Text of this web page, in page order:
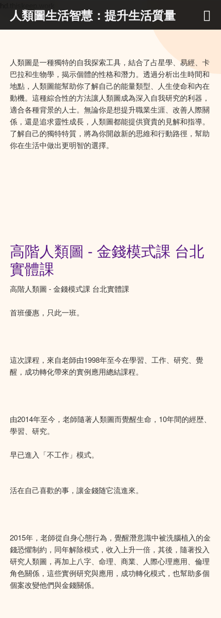
人類圖生活智慧：提升生活質量
人類圖是一種獨特的自我探索工具，結合了占星學、易經、卡
巴拉和生物學，揭示個體的性格和潛力。透過分析出生時間和
地點，人類圖能幫助你了解自己的能量類型、人生使命和內在
動機。這種綜合性的方法讓人類圖成為深入自我研究的利器，
適合各種背景的人士。無論你是想提升職業生涯、改善人際關
係，還是追求靈性成長，人類圖都能提供寶貴的見解和指導。
了解自己的獨特特質，將為你開啟新的思維和行動路徑，幫助
你在生活中做出更明智的選擇。
高階人類圖 - 金錢模式課 台北
實體課
高階人類圖 - 金錢模式課 台北實體課
首班優惠，只此一班。
這次課程，來自老師由1998年至今在學習、工作、研究、覺
醒，成功轉化帶來的實例應用總結課程。
由2014年至今，老師隨著人類圖而覺醒生命，10年間的經歴、
學習、研究。
早已進入「不工作」模式。
活在自己喜歡的事，讓金錢随它流進來。
2015年，老師從自身心態行為，覺醒潛意識中被洗腦植入的金
錢恐懼制約，同年解除模式，收入上升一倍，其後，隨著投入
研究人類圖，再加上八字、命理、商業、人際心理應用、倫理
角色關係，這些實例研究與應用，成功轉化模式，也幫助多個
個案改變他們與金錢關係。